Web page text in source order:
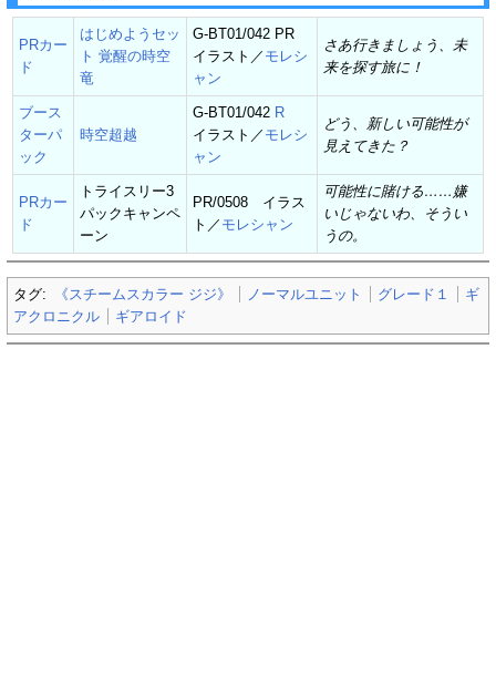
PRカー
ド
はじめようセッ
ト 覚醒の時空
竜
G-BT01/042 PR
イラスト／ モレシ
ャン
さあ行きましょう、未
来を探す旅に！
ブース
ターパ
ック
時空超越
G-BT01/042 R
イラスト／ モレシ
ャン
どう、新しい可能性が
見えてきた？
PRカー
ド
トライスリー3
パックキャンペ
ーン
PR/0508 イラス
ト／ モレシャン
可能性に賭ける……嫌
いじゃないわ、そうい
うの。
タグ: 《スチームスカラー ジジ》 ノーマルユニット グレード１
ギ
アクロニクル
ギアロイド